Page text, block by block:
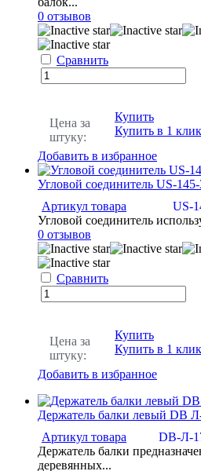
0 отзывов
Сравнить
Цена за
штуку:
Купить
Купить в 1 клик
Добавить в избранное
Угловой соединитель US-
Артикул товара
US-
Угловой соединитель
0 отзывов
Сравнить
Цена за
штуку:
Купить
Купить в 1 клик
Добавить в избранное
Держатель балки левый DB
Артикул товара
DB-Л-
Держатель балки
деревянных...